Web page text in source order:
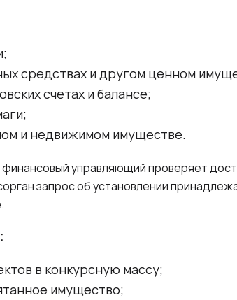
средствах и другом ценном
счетах и балансе;
и недвижимом имуществе.
финансовый управляющий проверяет
запрос об установлении
в конкурсную массу;
имущество;